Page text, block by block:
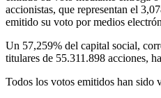
accionistas, que representan el
emitido su voto por medios
Un 57,259% del capital social,
titulares de 55.311.898 acciones,
Todos los votos emitidos han sido